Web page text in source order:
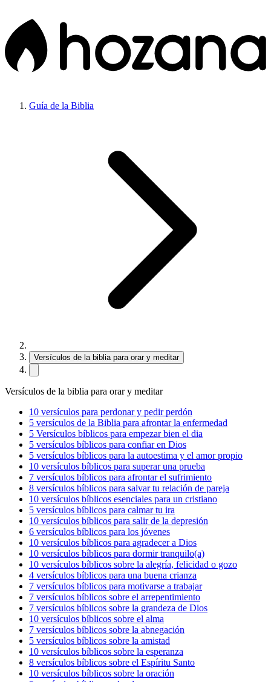
Guía de la Biblia
Versículos de la biblia para orar y meditar
Versículos de la biblia para orar y meditar
10 versículos para perdonar y pedir perdón
5 versículos de la Biblia para afrontar la enfermedad
5 Versículos bíblicos para empezar bien el dia
5 versículos bíblicos para confiar en Dios
5 versículos bíblicos para la autoestima y el amor propio
10 versículos bíblicos para superar una prueba
7 versículos bíblicos para afrontar el sufrimiento
8 versículos bíblicos para salvar tu relación de pareja
10 versículos bíblicos esenciales para un cristiano
5 versículos bíblicos para calmar tu ira
10 versículos bíblicos para salir de la depresión
6 versículos bíblicos para los jóvenes
10 versículos bíblicos para agradecer a Dios
10 versículos bíblicos para dormir tranquilo(a)
10 versículos bíblicos sobre la alegría, felicidad o gozo
4 versículos bíblicos para una buena crianza
7 versículos bíblicos para motivarse a trabajar
7 versículos bíblicos sobre el arrepentimiento
7 versículos bíblicos sobre la grandeza de Dios
10 versículos bíblicos sobre el alma
7 versículos bíblicos sobre la abnegación
5 versículos bíblicos sobre la amistad
10 versículos bíblicos sobre la esperanza
8 versículos bíblicos sobre el Espíritu Santo
10 versículos bíblicos sobre la oración